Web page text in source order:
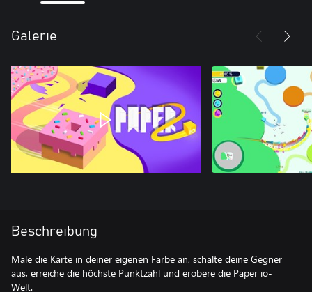
Galerie
Beschreibung
Male die Karte in deiner eigenen Farbe an, schalte deine Gegner
aus, erreiche die höchste Punktzahl und erobere die Paper io-
Welt.